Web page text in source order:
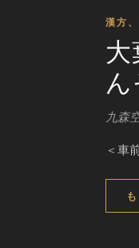
漢方
ん
九森
＜車